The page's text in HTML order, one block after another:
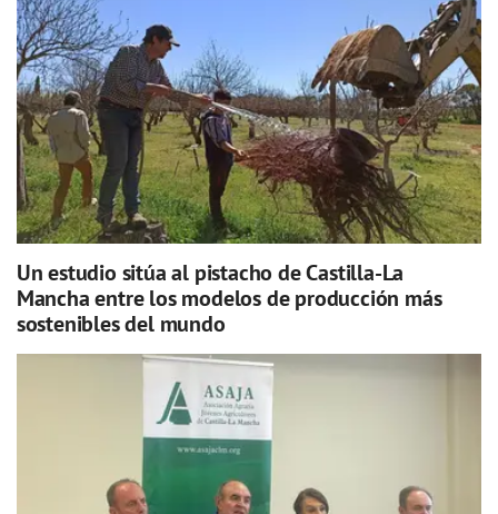
Un estudio sitúa al pistacho de Castilla-La
Mancha entre los modelos de producción más
sostenibles del mundo